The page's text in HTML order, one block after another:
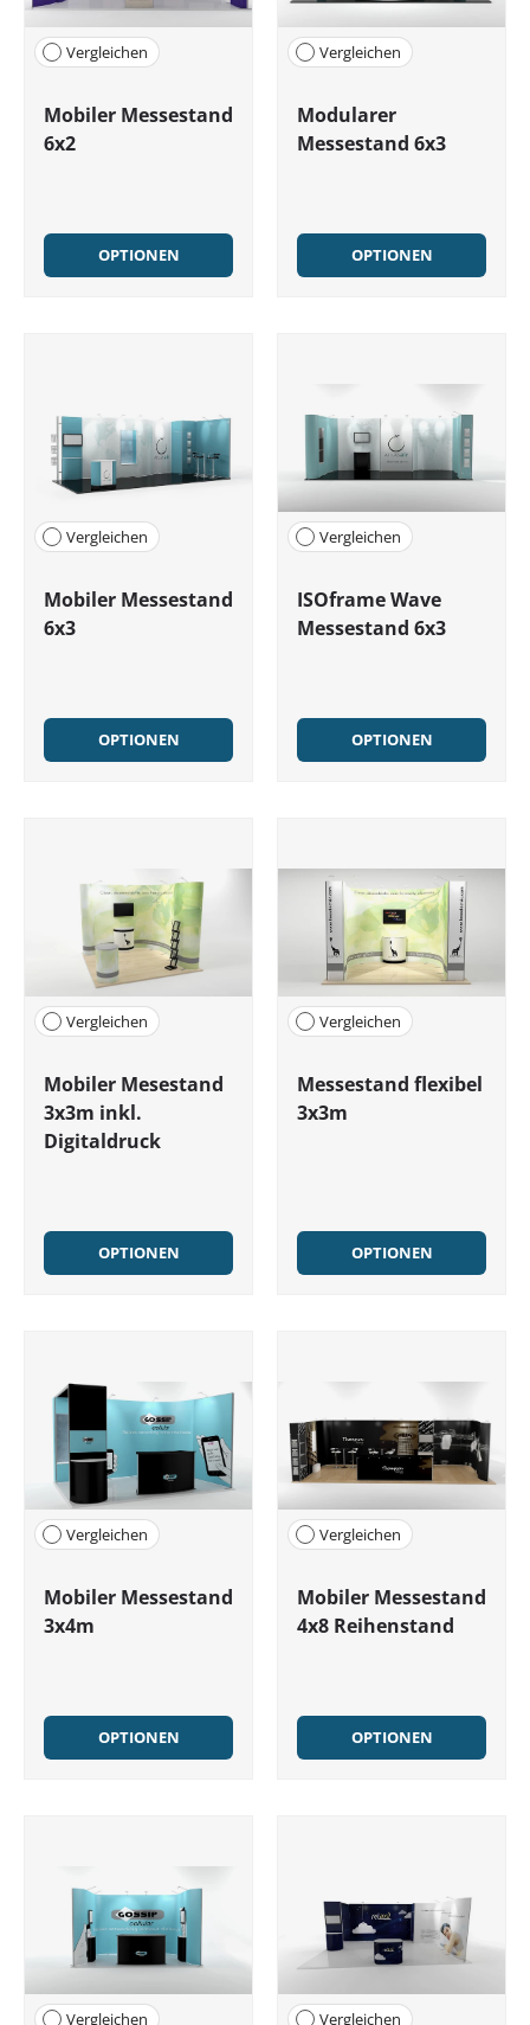
Vergleichen
Mobiler Messestand
6x2
OPTIONEN
Vergleichen
Modularer
Messestand 6x3
OPTIONEN
Vergleichen
Mobiler Messestand
6x3
OPTIONEN
Vergleichen
ISOframe Wave
Messestand 6x3
OPTIONEN
Vergleichen
Mobiler Mesestand
3x3m inkl.
Digitaldruck
OPTIONEN
Vergleichen
Messestand flexibel
3x3m
OPTIONEN
Vergleichen
Mobiler Messestand
3x4m
OPTIONEN
Vergleichen
Mobiler Messestand
4x8 Reihenstand
OPTIONEN
Vergleichen Vergleichen